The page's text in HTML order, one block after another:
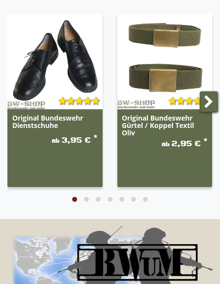
Original Bundeswehr
Dienstschuhe
ab3,95 € *
Original Bundeswehr
Gürtel / Koppel Textil
Oliv
ab 2,95 € *